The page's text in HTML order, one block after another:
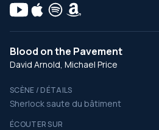
Blood on the Pavement
David Arnold, Michael Price
SCÈNE / DÉTAILS
Sherlock saute du bâtiment
ÉCOUTER SUR